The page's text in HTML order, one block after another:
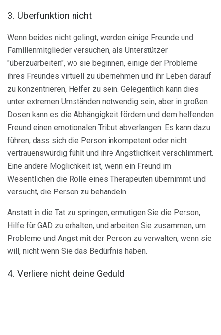
3. Überfunktion nicht
Wenn beides nicht gelingt, werden einige Freunde und
Familienmitglieder versuchen, als Unterstützer
"überzuarbeiten", wo sie beginnen, einige der Probleme
ihres Freundes virtuell zu übernehmen und ihr Leben darauf
zu konzentrieren, Helfer zu sein. Gelegentlich kann dies
unter extremen Umständen notwendig sein, aber in großen
Dosen kann es die Abhängigkeit fördern und dem helfenden
Freund einen emotionalen Tribut abverlangen. Es kann dazu
führen, dass sich die Person inkompetent oder nicht
vertrauenswürdig fühlt und ihre Ängstlichkeit verschlimmert.
Eine andere Möglichkeit ist, wenn ein Freund im
Wesentlichen die Rolle eines Therapeuten übernimmt und
versucht, die Person zu behandeln.
Anstatt in die Tat zu springen, ermutigen Sie die Person,
Hilfe für GAD zu erhalten, und arbeiten Sie zusammen, um
Probleme und Angst mit der Person zu verwalten, wenn sie
will, nicht wenn Sie das Bedürfnis haben.
4. Verliere nicht deine Geduld